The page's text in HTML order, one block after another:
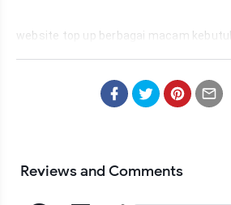
website top up berbagai macam
dikembangkan langsung oleh ibnu rocky
Download file .aab Klik Disini
Reviews and Comments